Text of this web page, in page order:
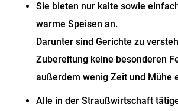
Sie bieten nur kalte sowie
warme Speisen an.
Darunter sind Gerichte zu
Zubereitung keine besonderen
außerdem wenig Zeit und Mühe
Alle in der Straußwirtschaft